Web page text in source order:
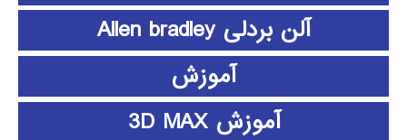
آلن بردلی Allen bradley
آموزش
آموزش 3D MAX